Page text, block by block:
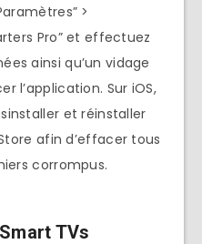
>
Pro” et effectuez
ainsi qu’un vidage
l’application. Sur iOS,
et réinstaller
afin d’effacer tous
corrompus.
TVs